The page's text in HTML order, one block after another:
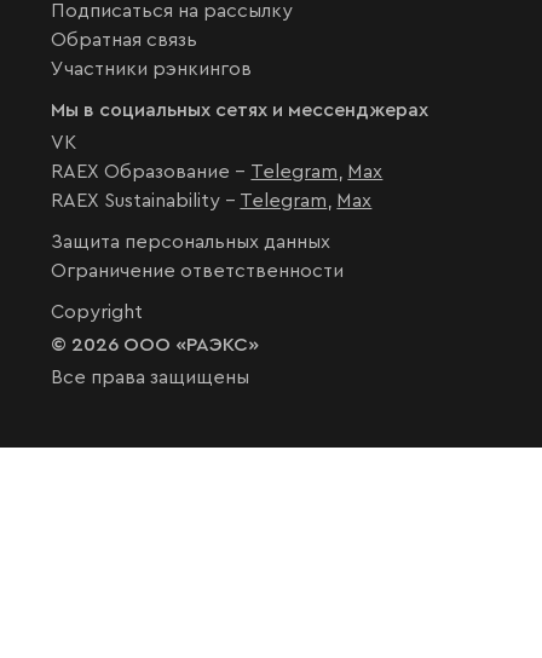
Подписаться на рассылку
Обратная связь
Участники рэнкингов
Мы в социальных сетях и мессенджерах
VK
RAEX Образование – Telegram, Max
RAEX Sustainability – Telegram, Max
Защита персональных данных
Ограничение ответственности
Copyright
© 2026 ООО «РАЭКС»
Все права защищены